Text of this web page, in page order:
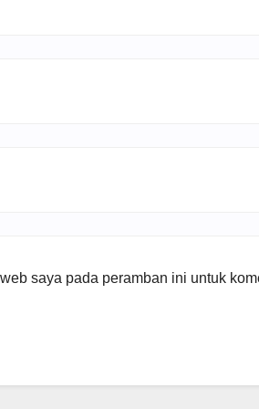
saya pada peramban ini untuk